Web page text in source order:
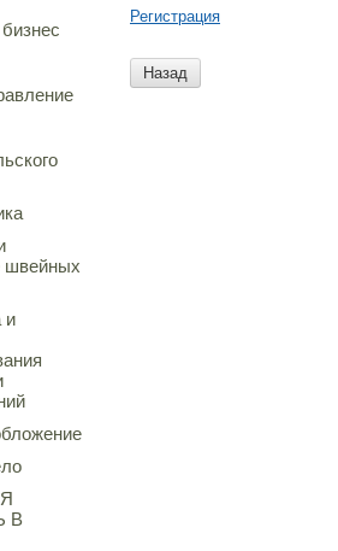
швейных
и
В
Регистрация
Назад